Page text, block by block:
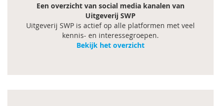
Een overzicht van social media kanalen van
Uitgeverij SWP
Uitgeverij SWP is actief op alle platformen met veel
kennis- en interessegroepen.
Bekijk het overzicht